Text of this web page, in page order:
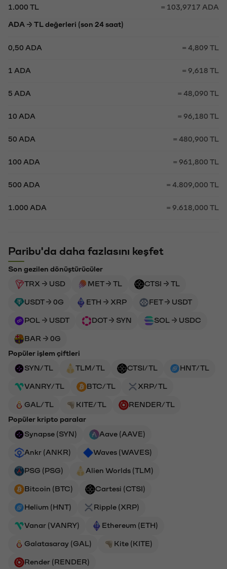
1.000 TL = 103,9717 ADA
ADA → TL değerleri (son 24 saat)
0,50 ADA = 4,809 TL
1 ADA = 9,618 TL
5 ADA = 48,090 TL
10 ADA = 96,180 TL
50 ADA = 480,900 TL
100 ADA = 961,800 TL
500 ADA = 4.809,000 TL
1.000 ADA = 9.618,000 TL
Paribu'da daha fazlasını keşfet
Son gezilen dönüştürücüler
TRX → USD
MET → TL CTSI → TL
USDT → 0G ETH → XRP FET → USDT
POL → USDT DOT → SYN SOL → USDC
BAR → 0G
Popüler işlem çiftleri
SYN/TL
TLM/TL CTSI/TL HNT/TL
VANRY/TL BTC/TL XRP/TL
GAL/TL KITE/TL
RENDER/TL
Popüler kripto paralar
Synapse (SYN)
Aave (AAVE)
Ankr (ANKR) Waves (WAVES)
PSG (PSG) Alien Worlds (TLM)
Bitcoin (BTC) Cartesi (CTSI)
Helium (HNT) Ripple (XRP)
Vanar (VANRY) Ethereum (ETH)
Galatasaray (GAL) Kite (KITE)
Render (RENDER)